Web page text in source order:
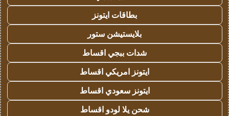
بطاقات ايتونز
بلايستيشن ستور
شدات ببجي اقساط
ايتونز امريكي اقساط
ايتونز سعودي اقساط
شحن يلا لودو اقساط